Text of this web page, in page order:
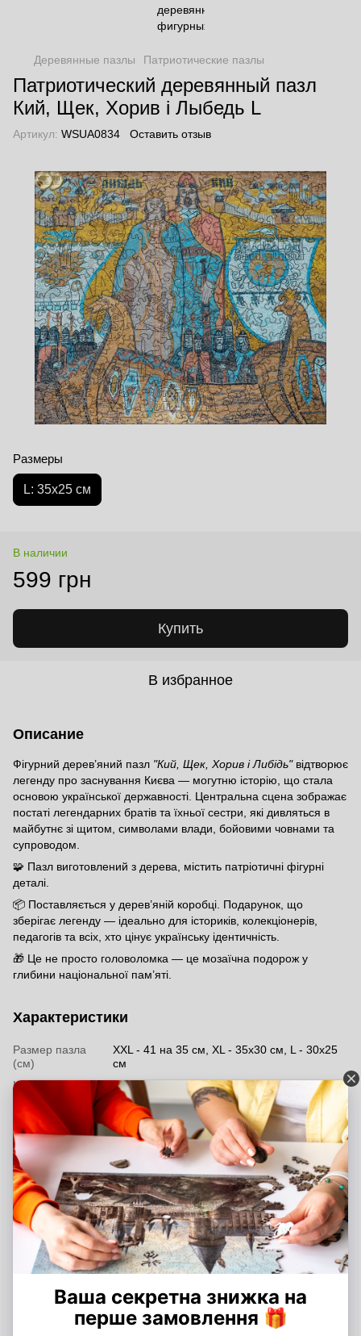
Деревянные пазлы Патриотические пазлы
Патриотический деревянный пазл
Кий, Щек, Хорив і Лыбедь L
Артикул: WSUA0834 Оставить отзыв
Размеры
L: 35х25 см
В наличии
599 грн
Купить
В избранное
Описание
Фігурний дерев’яний пазл "Кий, Щек, Хорив і Либідь"відтворює
легенду про заснування Києва — могутню історію, що стала
основою української державності. Центральна сцена зображає
постаті легендарних братів та їхньої сестри, які дивляться в
майбутнє зі щитом, символами влади, бойовими човнами та
супроводом.
🧩 Пазл виготовлений з дерева, містить патріотичні фігурні
деталі.
📦 Поставляється у дерев’яній коробці. Подарунок, що
зберігає легенду — ідеально для істориків, колекціонерів,
педагогів та всіх, хто цінує українську ідентичність.
🎁 Це не просто головоломка — це мозаїчна подорож у
глибини національної пам’яті.
Характеристики
Размер пазла
(см)
XXL - 41 на 35 см, XL - 35х30 см, L - 30х25
см
Количество
деталей
XXL - 347 деталей, XL - 233 деталі, L - 183
деталі
Время сборки
XXL - 3-5 часов сборки, XL - 2-3 часов
сборки, L - 1-2 часов сборки
Отзывы
Добавьте первый отзыв